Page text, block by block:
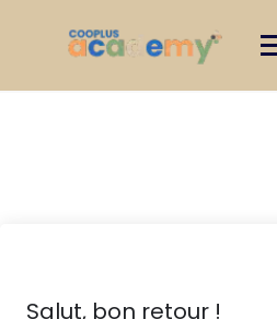
Salut, bon retour !